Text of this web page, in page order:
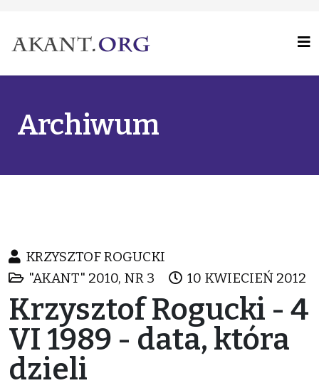
Archiwum
KRZYSZTOF ROGUCKI
"AKANT" 2010, NR 3
10 KWIECIEŃ 2012
Krzysztof Rogucki - 4
VI 1989 - data, która
dzieli